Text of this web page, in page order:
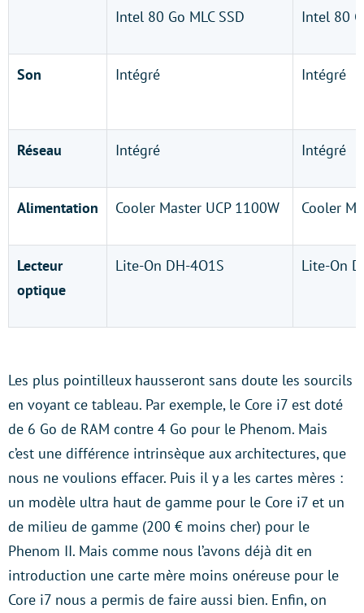
Intel 80 Go MLC SSD Intel 80
Son Intégré Intégré
Réseau Intégré Intégré
Alimentation Cooler Master UCP 1100W Cooler
Lecteur
optique
Lite-On DH-4O1S Lite-On
Les plus pointilleux hausseront sans doute les sourcils
en voyant ce tableau. Par exemple, le Core i7 est doté
de 6 Go de RAM contre 4 Go pour le Phenom. Mais
c’est une différence intrinsèque aux architectures, que
nous ne voulions effacer. Puis il y a les cartes mères :
un modèle ultra haut de gamme pour le Core i7 et un
de milieu de gamme (200 € moins cher) pour le
Phenom II. Mais comme nous l’avons déjà dit en
introduction une carte mère moins onéreuse pour le
Core i7 nous a permis de faire aussi bien. Enfin, on